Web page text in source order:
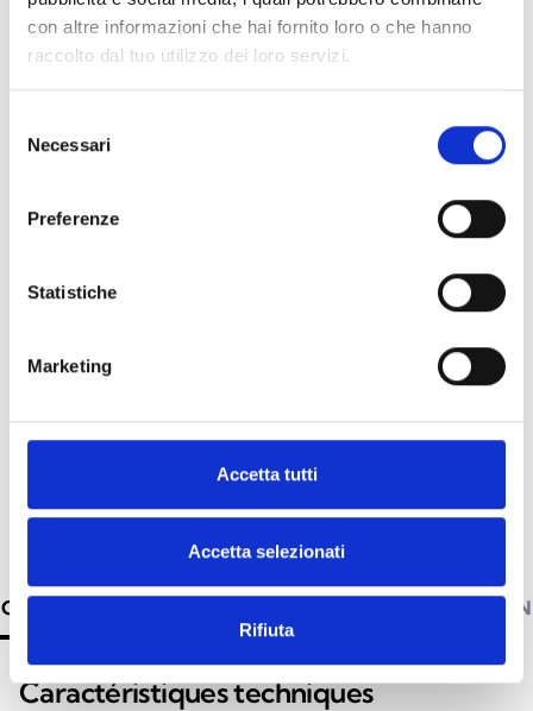
con altre informazioni che hai fornito loro o che hanno
raccolto dal tuo utilizzo dei loro servizi.
delNecessari
Preferenze
Statistiche
Marketing
Accetta tutti
Accetta selezionati
Rifiuta
à double technologie et très basse
l’intégration d’un module radio
Détecteur périmétrique sans fil à
double technologie, prévu pour
une intégration complète dans le
CARACTÉRISTIQUES TECHNIQUES DOCUMENTATION
Caractéristiques techniques